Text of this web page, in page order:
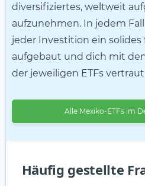
diversifiziertes, weltweit
aufzunehmen. In jedem
jeder Investition ein solides
aufgebaut und dich mit
der jeweiligen ETFs
Alle Mexiko-ETFs im
Häufig gestellte